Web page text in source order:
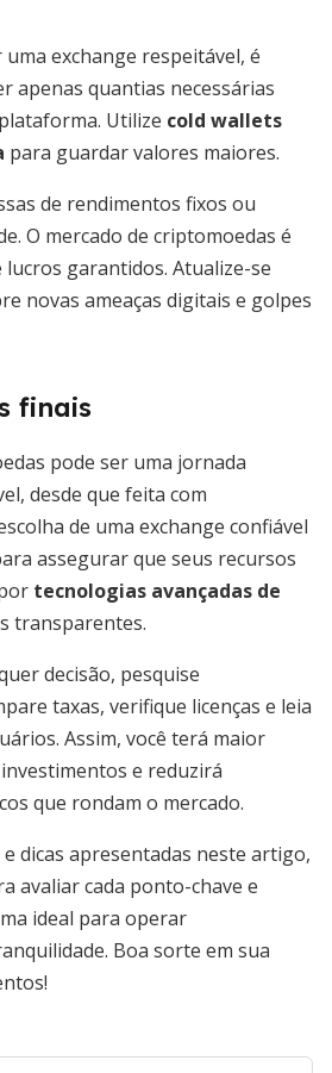
exchange respeitável, é
apenas quantias necessárias
Utilize cold wallets
para guardar valores maiores.
de rendimentos fixos ou
O mercado de criptomoedas é
garantidos. Atualize-se
novas ameaças digitais e golpes
finais
pode ser uma jornada
desde que feita com
de uma exchange confiável
assegurar que seus recursos
tecnologias avançadas de
transparentes.
decisão, pesquise
taxas, verifique licenças e leia
Assim, você terá maior
e reduzirá
que rondam o mercado.
dicas apresentadas neste artigo,
avaliar cada ponto-chave e
ideal para operar
Boa sorte em sua